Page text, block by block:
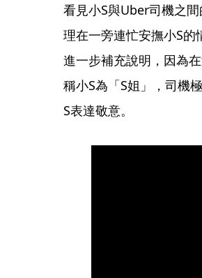
看見小S與Uber司機之
理在一旁連忙安撫小S
進一步補充說明，因為
稱小S為「S姐」，司機
S表達敬意。